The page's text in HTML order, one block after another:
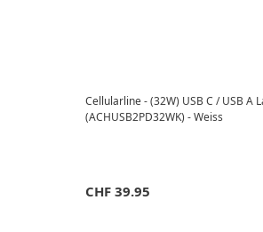
Cellularline - (32W) USB C / USB
(ACHUSB2PD32WK) - Weiss
CHF 39.95